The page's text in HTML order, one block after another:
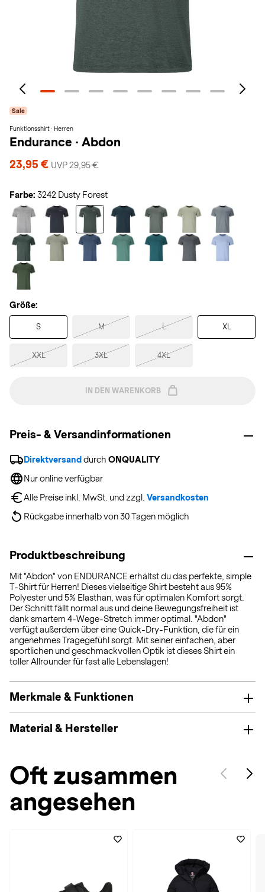
Sale
Funktionsshirt · Herren
Endurance · Abdon
23,95 € UVP 29,95 €
Farbe: 3242 Dusty Forest
Größe:
S M L XL
XXL 3XL 4XL
IN DEN WARENKORB
Preis- & Versandinformationen
Direktversand durch ONQUALITY
Nur online verfügbar
Alle Preise inkl. MwSt. und zzgl. Versandkosten
Rückgabe innerhalb von 30 Tagen möglich
Produktbeschreibung
Mit "Abdon" von ENDURANCE erhältst du das perfekte, simple
T-Shirt für Herren! Dieses vielseitige Shirt besteht aus 95%
Polyester und 5% Elasthan, was für optimalen Komfort sorgt.
Der Schnitt fällt normal aus und deine Bewegungsfreiheit ist
dank smartem 4-Wege-Stretch immer optimal. "Abdon"
verfügt außerdem über eine Quick-Dry-Funktion, die für ein
angenehmes Tragegefühl sorgt. Mit seiner einfachen, aber
sportlichen und geschmackvollen Optik ist dieses Shirt ein
toller Allrounder für fast alle Lebenslagen!
Merkmale & Funktionen
Material & Hersteller
Oft zusammen
angesehen